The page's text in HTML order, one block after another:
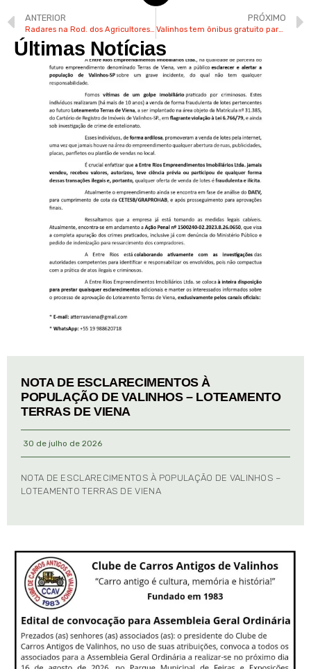
ANTERIOR
Radares na Rod. dos Agricultores em Valinhos aguardam aferição do IPEM para entrar em operação
PRÓXIMO
Valinhos tem ônibus gratuito para 2º dia de prova do ENEM neste domingo
Últimas Notícias
NOTA DE ESCLARECIMENTOS À
POPULAÇÃO DE VALINHOS – LOTEAMENTO
TERRAS DE VIENA
30 de julho de 2026
NOTA DE ESCLARECIMENTOS À POPULAÇÃO DE VALINHOS –
LOTEAMENTO TERRAS DE VIENA